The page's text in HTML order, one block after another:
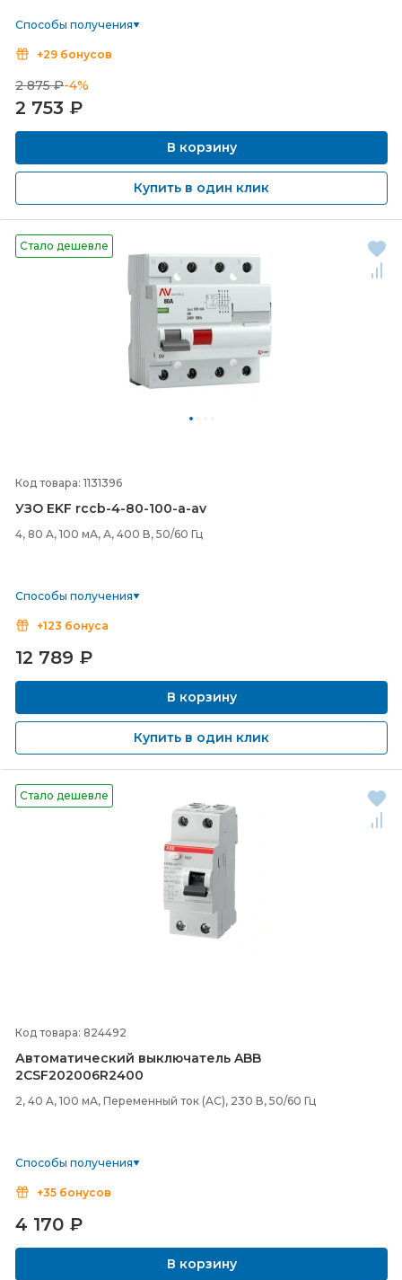
Способы получения
+29 бонусов
2 875 ₽-4%
2 753 ₽
В корзину
Купить в один клик
Стало дешевле
Код товара: 1131396
УЗО EKF rccb-4-80-100-a-av
4, 80 A, 100 мА, А, 400 В, 50/60 Гц
Способы получения
+123 бонуса
12 789 ₽
В корзину
Купить в один клик
Стало дешевле
Код товара: 824492
Автоматический выключатель ABB
2CSF202006R2400
2, 40 A, 100 мА, Переменный ток (AC), 230 В, 50/60 Гц
Способы получения
+35 бонусов
4 170 ₽
В корзину